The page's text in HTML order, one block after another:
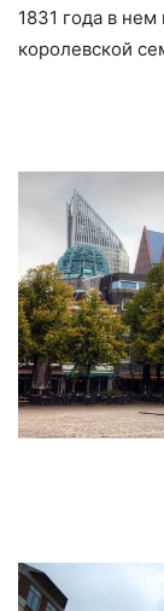
1831 года в
королевской